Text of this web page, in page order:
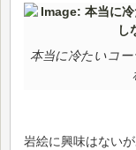
本当に冷たいコ
岩絵に興味はない